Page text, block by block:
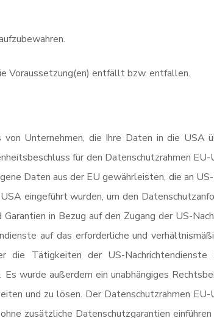
Voraussetzung(en) entfällt bzw. entfallen.
Unternehmen, die Ihre Daten in die USA
für den Datenschutzrahmen
Daten aus der EU gewährleisten, die an
eingeführt wurden, um den
in Bezug auf den Zugang der US-
auf das erforderliche und
Tätigkeiten der US-
wurde außerdem ein unabhängiges
und zu lösen. Der Datenschutzrahmen
zusätzliche Datenschutzgarantien